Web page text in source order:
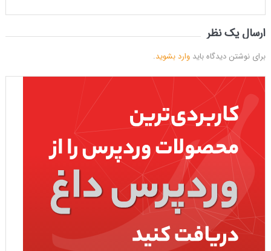
ارسال یک نظر
برای نوشتن دیدگاه باید وارد بشوید.